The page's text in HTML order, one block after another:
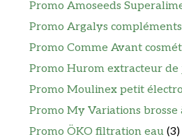
Promo Amoseeds
Promo Argalys
Promo Comme Avant
Promo Hurom extracteur de
Promo Moulinex petit
Promo My Variations brosse
Promo ÖKO filtration eau (3)